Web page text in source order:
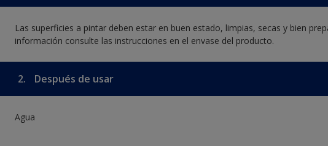
Las superficies a pintar deben estar en buen estado, limpias, secas y bien
información consulte las instrucciones en el envase del producto.
2. Después de usar
Agua